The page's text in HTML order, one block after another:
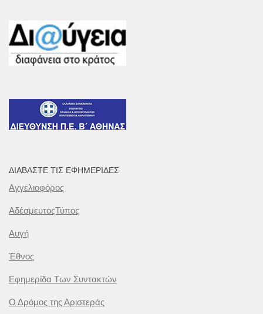
ΔΙΑΒΆΣΤΕ ΤΙΣ ΕΦΗΜΕΡΊΔΕΣ
Αγγελιοφόρος
ΑδέσμευτοςΤύπος
Αυγή
Έθνος
Εφημερίδα Των Συντακτών
Ο Δρόμος της Αριστεράς